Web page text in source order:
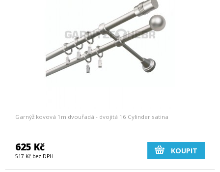
Garnýž kovová 1m dvouřadá - dvojitá 16 Cylinder satina
625 Kč
517 Kč bez DPH
KOUPIT